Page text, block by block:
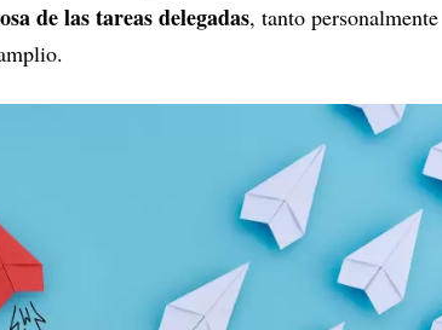
de las tareas delegadas, tanto personalmente